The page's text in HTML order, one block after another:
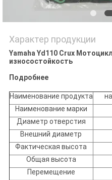
Характер продукции
Yamaha Yd110 Crux
износостойкость
Подробнее
Наименование продукта
Наименование марки
Диаметр отверстия
Внешний диаметр
Фактическая высота
Общая высота
Перемещение